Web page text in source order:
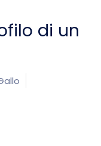
di un